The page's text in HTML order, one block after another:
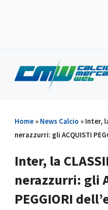
contenuto
Home » News Calcio » Inter,
nerazzurri: gli ACQUISTI
Inter, la
nerazzurri: gli
PEGGIORI